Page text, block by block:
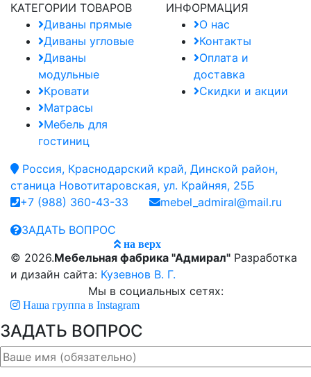
КАТЕГОРИИ ТОВАРОВ
Диваны прямые
Диваны угловые
Диваны
модульные
Кровати
Матрасы
Мебель для
гостиниц
ИНФОРМАЦИЯ
О нас
Контакты
Оплата и
доставка
Скидки и акции
Россия, Краснодарский край, Динской район,
станица Новотитаровская, ул. Крайняя, 25Б
+7 (988) 360-43-33
mebel_admiral@mail.ru
ЗАДАТЬ ВОПРОС
на верх
© 2026.Мебельная фабрика "Адмирал" Разработка
и дизайн сайта: Кузевнов В. Г.
Мы в социальных сетях:
Наша группа в Instagram
ЗАДАТЬ ВОПРОС